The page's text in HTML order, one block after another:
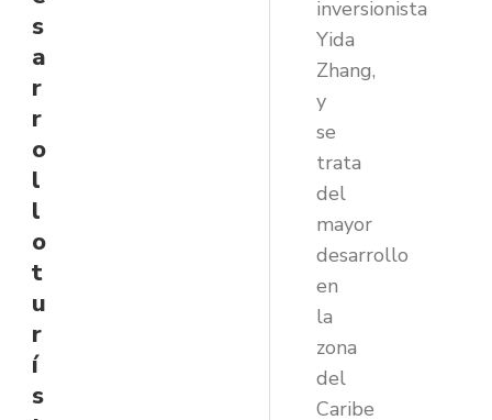
s
a
r
r
o
l
l
o
t
u
r
í
s
inversionista
Yida
Zhang,
y
se
trata
del
mayor
desarrollo
en
la
zona
del
Caribe